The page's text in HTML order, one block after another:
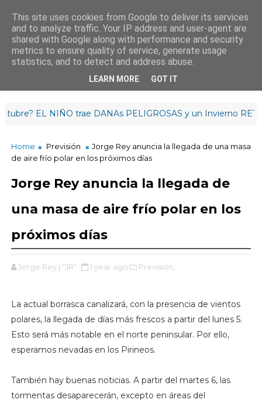
¡Buenas tardes!
20: 54 30
EL NIÑO trae DANAs PELIGROSAS y un Invierno
Home Previsión
Jorge Rey anuncia la llegada de una masa
de aire frío polar en los próximos días
Jorge Rey anuncia la llegada de
una masa de aire frío polar en los
próximos días
Jorge Rey | "JR" 1 year ago Previsión,
La actual borrasca canalizará, con la presencia de vientos
polares, la llegada de días más frescos a partir del lunes 5.
Esto será más notable en el norte peninsular. Por ello,
esperamos nevadas en los Pirineos.
También hay buenas noticias. A partir del martes 6, las
tormentas desaparecerán, excepto en áreas del
This site uses cookies from Google to deliver its services
and to analyze traffic. Your IP address and user-agent are
shared with Google along with performance and security
metrics to ensure quality of service, generate usage
statistics, and to detect and address abuse.
LEARN MORE GOT IT